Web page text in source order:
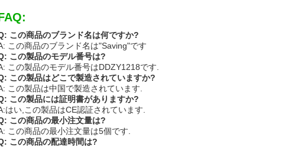
この商品のブランド名は何ですか?
この商品のブランド名は"Saving"です
この製品のモデル番号は?
この製品のモデル番号はDDZY1218です.
この製品はどこで製造されていますか?
この製品は中国で製造されています.
この製品には証明書がありますか?
はい,この製品はCE認証されています.
この商品の最小注文量は?
この商品の最小注文量は5個です.
この商品の配達時間は?